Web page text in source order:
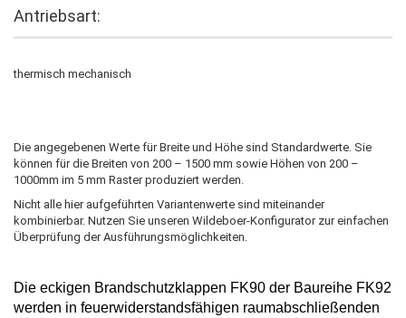
Antriebsart:
thermisch mechanisch
Die angegebenen Werte für Breite und Höhe sind Standardwerte. Sie
können für die Breiten von 200 – 1500 mm sowie Höhen von 200 –
1000mm im 5 mm Raster produziert werden.
Nicht alle hier aufgeführten Variantenwerte sind miteinander
kombinierbar. Nutzen Sie unseren Wildeboer-Konfigurator zur einfachen
Überprüfung der Ausführungsmöglichkeiten.
Die eckigen Brandschutzklappen FK90 der Baureihe FK92
werden in feuerwiderstandsfähigen raumabschließenden